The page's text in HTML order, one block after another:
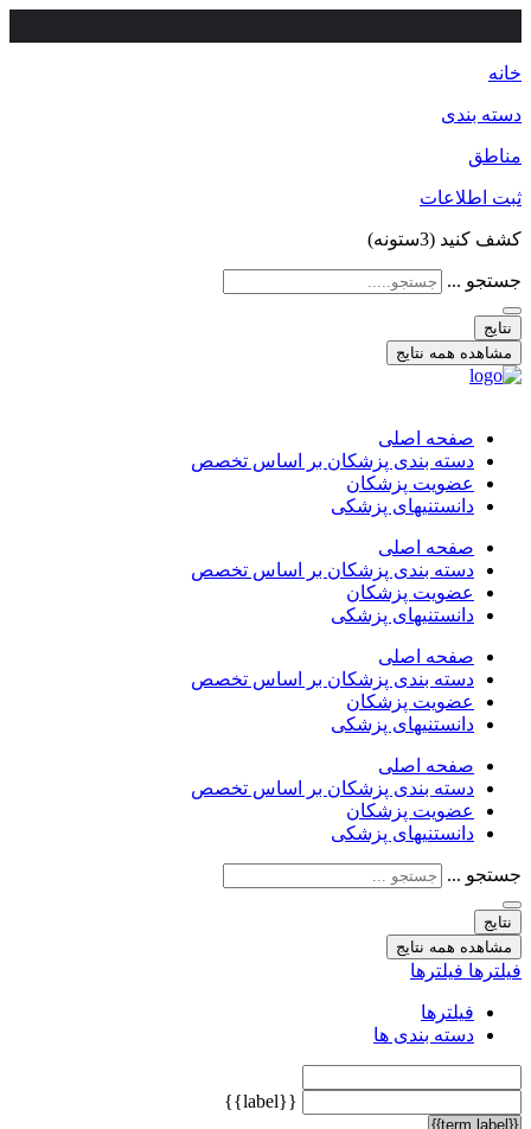
خانه
دسته بندی
مناطق
ثبت اطلاعات
کشف کنید (3ستونه)
جستجو ...
نتایج
مشاهده همه نتایج
صفحه اصلی
دسته بندی پزشکان بر اساس تخصص
عضویت پزشکان
دانستنیهای پزشکی
صفحه اصلی
دسته بندی پزشکان بر اساس تخصص
عضویت پزشکان
دانستنیهای پزشکی
صفحه اصلی
دسته بندی پزشکان بر اساس تخصص
عضویت پزشکان
دانستنیهای پزشکی
صفحه اصلی
دسته بندی پزشکان بر اساس تخصص
عضویت پزشکان
دانستنیهای پزشکی
جستجو ...
نتایج
مشاهده همه نتایج
فیلترها فیلترها
فیلترها
دسته بندی ها
{{label}}